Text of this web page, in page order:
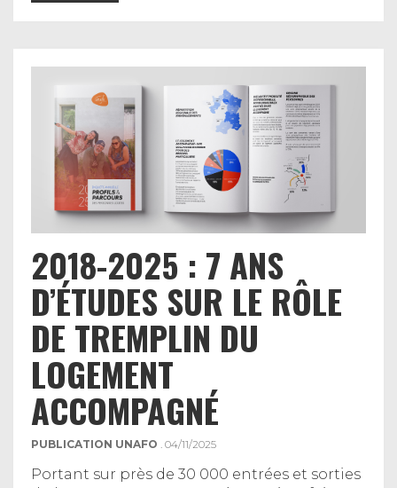
2018-2025 : 7 ANS
D’ÉTUDES SUR LE RÔLE
DE TREMPLIN DU
LOGEMENT
ACCOMPAGNÉ
PUBLICATION UNAFO . 04/11/2025
Portant sur près de 30 000 entrées et sorties